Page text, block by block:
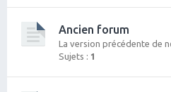
Ancien forum
La version précédente de
Sujets : 1